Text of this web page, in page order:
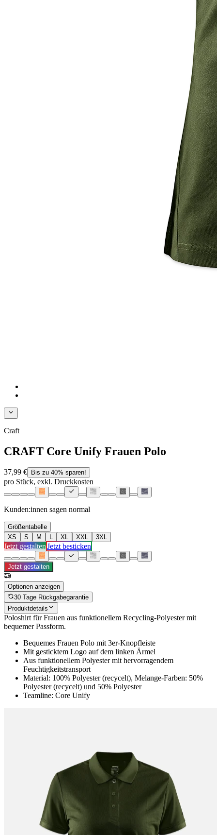
Craft
CRAFT Core Unify Frauen Polo
37,99 € Bis zu 40% sparen!
pro Stück, exkl. Druckkosten
Kunden:innen sagen normal
Größentabelle
XS
S M L XL XXL 3XL
Jetzt gestaltenJetzt besticken
Jetzt gestalten
Optionen anzeigen
30 Tage Rückgabegarantie
Produktdetails
Poloshirt für Frauen aus funktionellem Recycling-Polyester mit
bequemer Passform.
Bequemes Frauen Polo mit 3er-Knopfleiste
Mit gesticktem Logo auf dem linken Ärmel
Aus funktionellem Polyester mit hervorragendem
Feuchtigkeitstransport
Material: 100% Polyester (recycelt), Melange-Farben: 50%
Polyester (recycelt) und 50% Polyester
Teamline: Core Unify